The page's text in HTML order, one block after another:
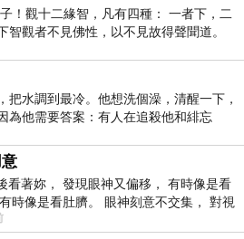
！觀十二緣智，凡有四種： 一者下，二
觀者不見佛性，以不見故得聲聞道。
把水調到最冷。他想洗個澡，清醒一下，
為他需要答案：有人在追殺他和緋忘
看著妳， 發現眼神又偏移， 有時像是看
時像是看肚臍。 眼神刻意不交集， 對視
齊， 讓我很難不